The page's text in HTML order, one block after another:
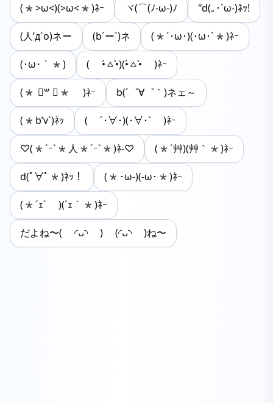
(*>ω<)(>ω<*)ﾈｰ ヾ(⌒(ﾉ-ω-)ﾉ "d(｡･`ω-)ﾈｯ!
(人’д`o)ネー (b´ー`)ネ (*´･ω･)(･ω･`*)ﾈｰ
(･ω･｀*) ( •́ㅿ•̀)(•́ㅿ•̀ )ﾈｰ
(* ॑꒳ ॑* )ﾈｰ b(´゜∀゜｀)ネェ～
(*b’v`)ﾈｯ ( ´･∀･)(･∀･` )ﾈｰ
♡(*´ｰ`*人*´ｰ`*)ﾈ-♡ (*´艸)(艸｀*)ﾈｰ
d(ﾟ∀ﾟ*)ﾈｯ！ (*･ω-)(-ω･*)ﾈｰ
(*´ｪ` )(´ｪ｀*)ﾈｰ
だよね〜‪( ◜ᴗ◝ ) (◜ᴗ◝ )ね〜